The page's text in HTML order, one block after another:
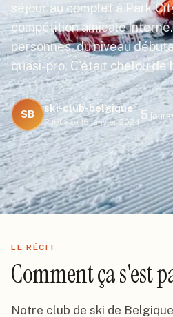
séjour au complet à Park
compétition amicale
personnes, du niveau
quasi-pro. C'était chelou de
SB
ski-club-belgique
Publié le 16 janvier 2024
5 jours
LE RÉCIT
Comment ça s'est
Notre club de ski de